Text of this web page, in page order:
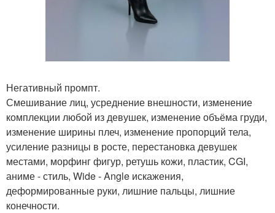
Негативный промпт.
Смешивание лиц, усреднение внешности, изменение
комплекции любой из девушек, изменение объёма груди,
изменение ширины плеч, изменение пропорций тела,
усиление разницы в росте, перестановка девушек
местами, морфинг фигур, ретушь кожи, пластик, CGI,
аниме - стиль, Wide - Angle искажения,
деформированные руки, лишние пальцы, лишние
конечности.